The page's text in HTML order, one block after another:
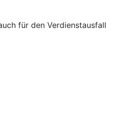
für den Verdienstausfall